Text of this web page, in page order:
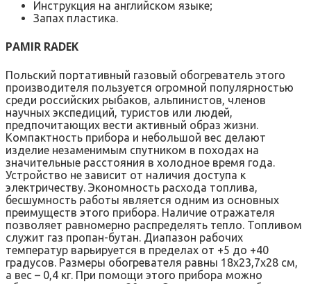
Инструкция на английском языке;
Запах пластика.
PAMIR RADEK
Польский портативный газовый обогреватель этого
производителя пользуется огромной популярностью
среди российских рыбаков, альпинистов, членов
научных экспедиций, туристов или людей,
предпочитающих вести активный образ жизни.
Компактность прибора и небольшой вес делают
изделие незаменимым спутником в походах на
значительные расстояния в холодное время года.
Устройство не зависит от наличия доступа к
электричеству. Экономность расхода топлива,
бесшумность работы является одним из основных
преимуществ этого прибора. Наличие отражателя
позволяет равномерно распределять тепло. Топливом
служит газ пропан-бутан. Диапазон рабочих
температур варьируется в пределах от +5 до +40
градусов. Размеры обогревателя равны 18х23,7х28 см,
а вес – 0,4 кг. При помощи этого прибора можно